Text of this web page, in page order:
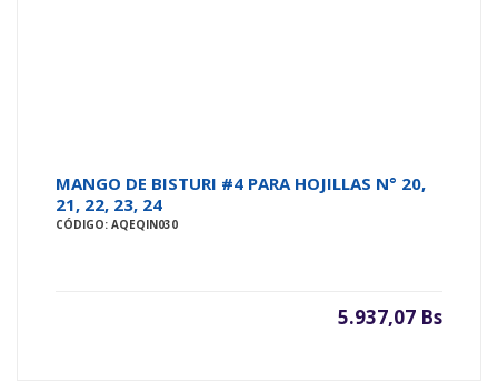
MANGO DE BISTURI #4 PARA HOJILLAS N° 20,
21, 22, 23, 24
CÓDIGO: AQEQIN030
5.937,07 Bs